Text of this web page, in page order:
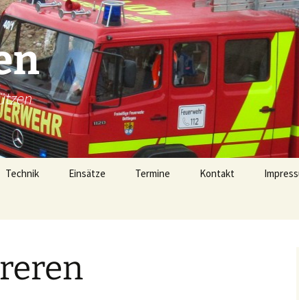
Technik
Gerätehaus
Einsätze
Einsätze 2024
Termine Kontakt